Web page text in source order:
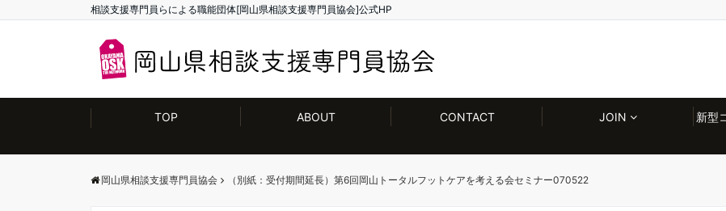
相談支援専門員らによる職能団体[岡山県相談支援専門員協会]公式HP
TOP ABOUT CONTACT JOIN
新型
岡山県相談支援専門員協会 （別紙：受付期間延長）第6回岡山トータルフットケアを考える会セミナー070522